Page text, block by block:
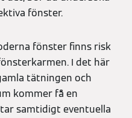
fönster.
fönster finns risk
I det här
tätningen och
kommer få en
samtidigt eventuella